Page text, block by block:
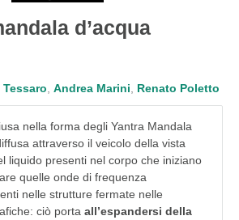
d’acqua
Andrea Marini Renato Poletto
nella forma degli Yantra Mandala
attraverso il veicolo della vista
liquido presenti nel corpo che iniziano
quelle onde di frequenza
nelle strutture fermate nelle
ciò porta all’espandersi della